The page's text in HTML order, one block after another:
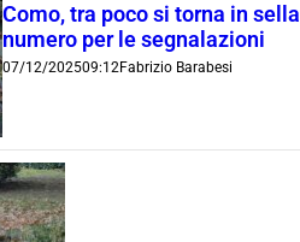
Como, tra poco si torna in
numero per le segnalazioni
07/12/202509:12Fabrizio Barabesi